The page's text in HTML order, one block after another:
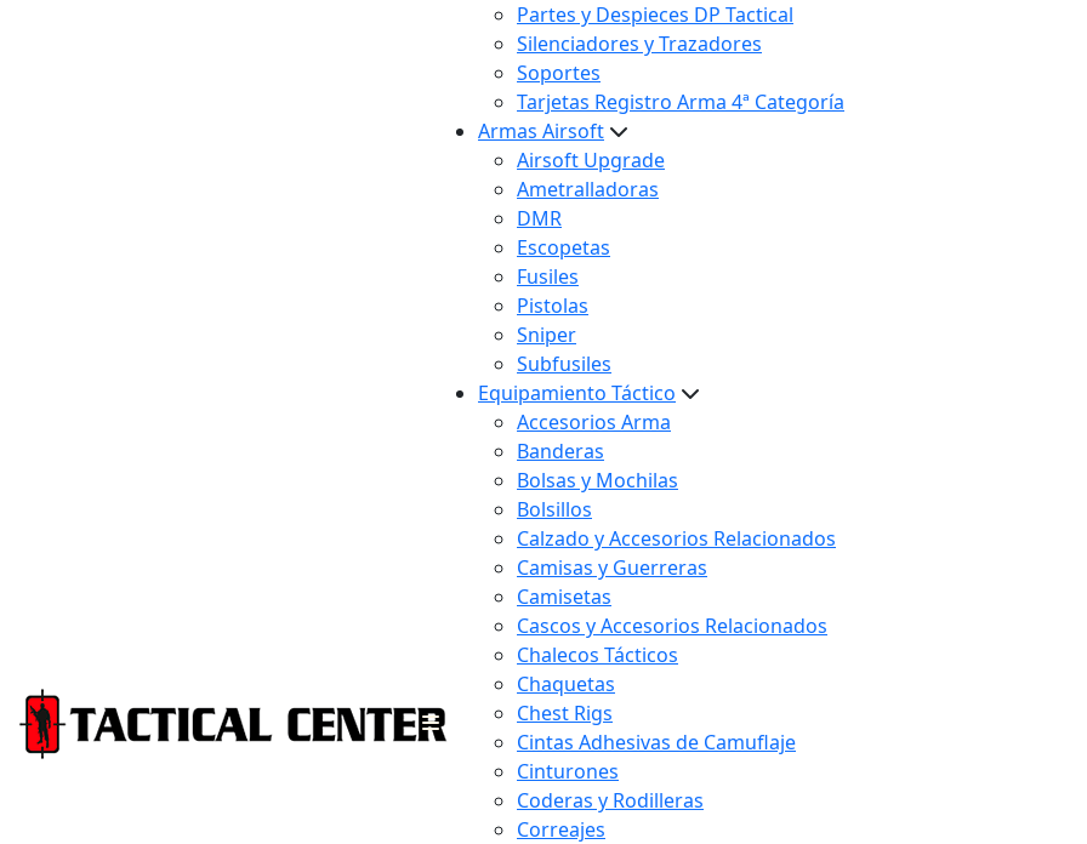
Partes y Despieces DP Tactical
Silenciadores y Trazadores
Soportes
Tarjetas Registro Arma 4ª Categoría
Armas Airsoft
Airsoft Upgrade
Ametralladoras
DMR
Escopetas
Fusiles
Pistolas
Sniper
Subfusiles
Equipamiento Táctico
Accesorios Arma
Banderas
Bolsas y Mochilas
Bolsillos
Calzado y Accesorios Relacionados
Camisas y Guerreras
Camisetas
Cascos y Accesorios Relacionados
Chalecos Tácticos
Chaquetas
Chest Rigs
Cintas Adhesivas de Camuflaje
Cinturones
Coderas y Rodilleras
Correajes